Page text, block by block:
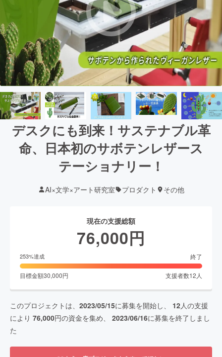
デスクにも到来！サステナブル革
命、日本初のサボテンレザース
テーショナリー！
AI×文学×アート研究室 プロダクト その他
現在の支援総額
76,000円
253%達成 終了
目標金額30,000円 支援者数12 人
このプロジェクトは、 2023/05/15に募集を開始し、 12人の支援
により 76,000円の資金を集め、 2023/06/16に募集を終了しまし
た